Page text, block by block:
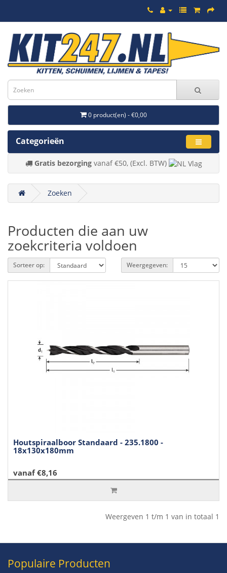
0 product(en) - €0,00
Categorieën
Gratis bezorgingvanaf €50, (Excl. BTW)
Zoeken
Producten die aan uw
zoekcriteria voldoen
Sorteer op: Weergegeven:
Houtspiraalboor Standaard - 235.1800 -
18x130x180mm
vanaf €8,16
Weergeven 1 t/m 1 van in totaal 1
Populaire Producten